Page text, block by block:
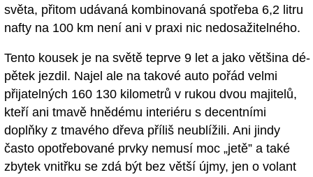
světa, přitom udávaná kombinovaná spotřeba 6,2 litru
nafty na 100 km není ani v praxi nic nedosažitelného.
Tento kousek je na světě teprve 9 let a jako většina dé-
pětek jezdil. Najel ale na takové auto pořád velmi
přijatelných 160 130 kilometrů v rukou dvou majitelů,
kteří ani tmavě hnědému interiéru s decentními
doplňky z tmavého dřeva příliš neublížili. Ani jindy
často opotřebované prvky nemusí moc „jetě” a také
zbytek vnitřku se zdá být bez větší újmy, jen o volant